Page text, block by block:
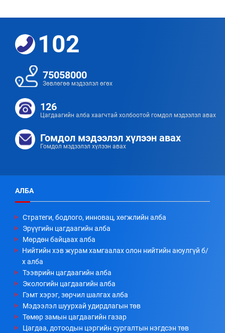
102
75058000
Зөвлөгөө мэдээлэл өгөх
126
Цагдаагийн алба хаагчтай холбоотой гомдол мэдээлэл авах
Гомдол мэдээлэл хүлээн авах
Гомдол мэдээлэл хүлээн авах
АЛБА
Стратеги, бодлого, инновац, хөгжлийн алба
Эрүүгийн цагдаагийн алба
Мөрдөн байцаах алба
Нийтийн хэв журам хамгаалах олон нийтийн аюулгүй б/
х алба
Тээврийн цагдаагийн алба
Экологийн цагдаагийн алба
Гэмт хэрэг, зөрчил шалгах алба
Мэдээлэл шуурхай удирдлагын төв
Төмөр замын цагдаагийн газар
Цагдаа, дотоодын цэргийн сургалтын нэгдсэн төв